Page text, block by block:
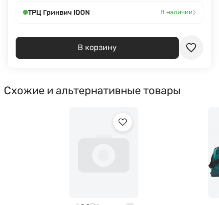
ТРЦ Гринвич IQON В наличии›
В корзину
Схожие и альтернативные товары